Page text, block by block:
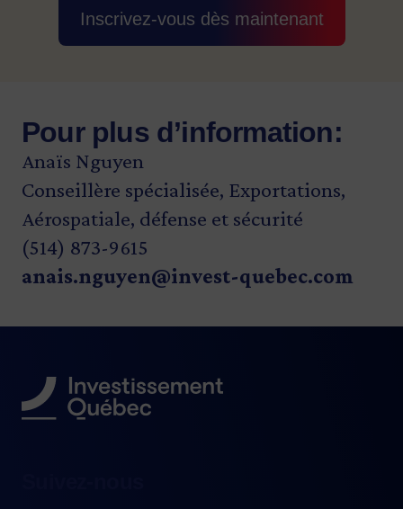
Inscrivez-vous dès maintenant
Pour plus d’information:
Anaïs Nguyen
Conseillère spécialisée, Exportations,
Aérospatiale, défense et sécurité
(514) 873-9615
anais.nguyen@invest-quebec.com